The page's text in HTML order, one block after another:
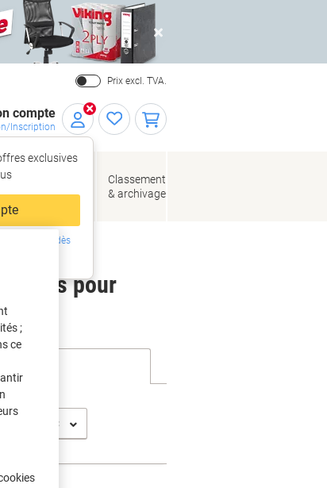
Close
Prix excl. TVA.
compte
Inscription
exclusives
vous dès
de bureau
Classement
& archivage
pour
;
ce